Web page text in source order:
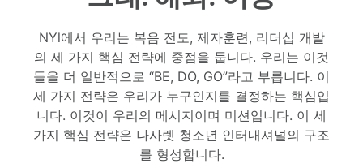
NYl에서 우리는 복음 전도, 제자훈련, 리더십 개발
의 세 가지 핵심 전략에 중점을 둡니다. 우리는 이것
들을 더 일반적으로 “BE, DO, GO”라고 부릅니다. 이
세 가지 전략은 우리가 누구인지를 결정하는 핵심입
니다. 이것이 우리의 메시지이며 미션입니다. 이 세
가지 핵심 전략은 나사렛 청소년 인터내셔널의 구조
를 형성합니다.